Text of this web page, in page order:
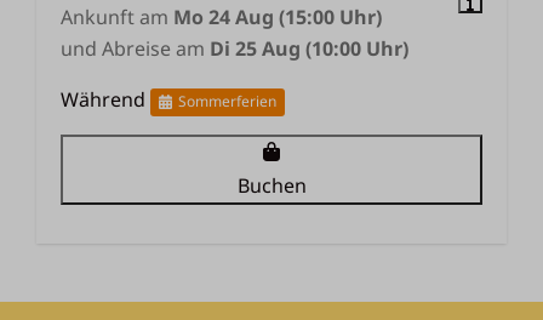
Ankunft am Mo 24 Aug (15:00 Uhr)
und Abreise am Di 25 Aug (10:00 Uhr)
Während
Sommerferien
Buchen